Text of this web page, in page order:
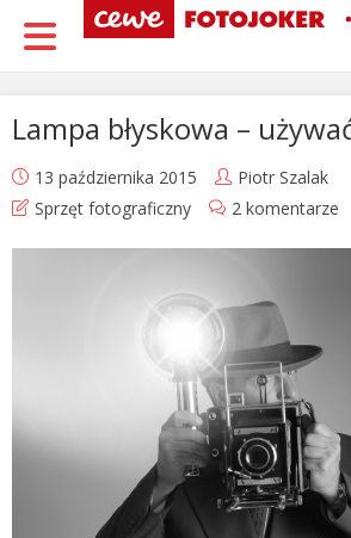
Lampa błyskowa –
13 października 2015
Piotr Szalak
Sprzęt fotograficzny
2 komentarze